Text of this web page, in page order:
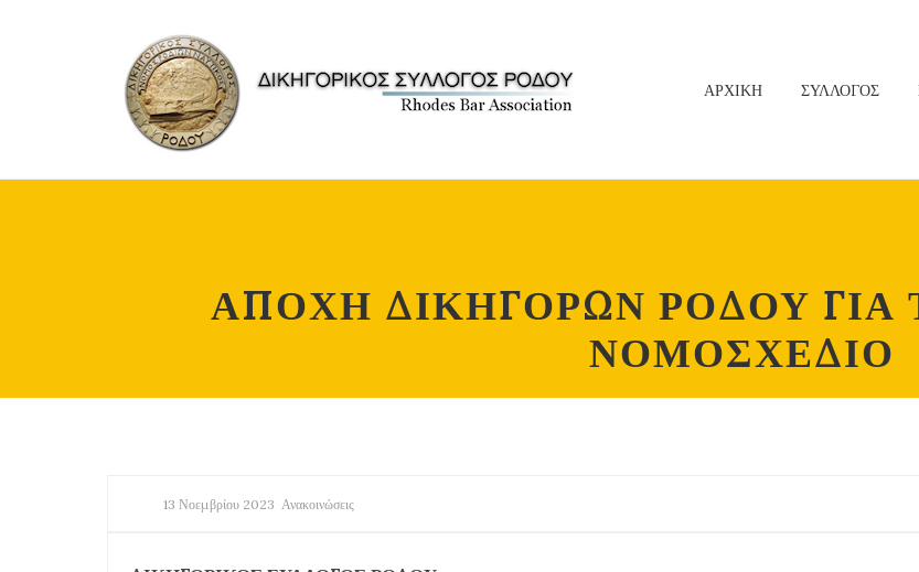
ΑΡΧΙΚΗ ΣΥΛΛΟΓΟΣ
ΑΠΟΧΗ ΔΙΚΗΓΟΡΩΝ ΡΟΔΟΥ ΓΙΑ
ΝΟΜΟΣΧΕΔΙΟ
13 Νοεμβρίου 2023 Ανακοινώσεις